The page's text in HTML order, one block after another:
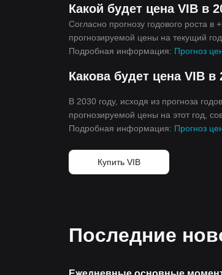
Какой будет цена VIB в
Согласно прогнозу годового роста
прогнозируемой цены на текущий
Подробная информация: Прогноз
Какова будет цена VIB в
В 2030 году, исходя из прогноза
прогнозируемой цены на этот год,
Подробная информация: Прогноз
Купить VIB
Последние